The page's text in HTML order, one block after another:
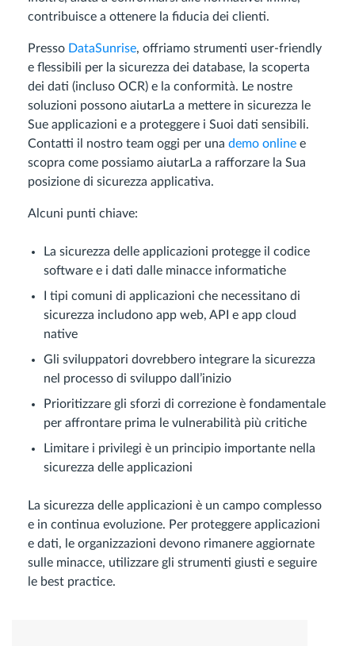
contribuisce a ottenere la fiducia dei clienti.
Presso DataSunrise, offriamo strumenti user-friendly
e flessibili per la sicurezza dei database, la scoperta
dei dati (incluso OCR) e la conformità. Le nostre
soluzioni possono aiutarLa a mettere in sicurezza le
Sue applicazioni e a proteggere i Suoi dati sensibili.
Contatti il nostro team oggi per una demo online e
scopra come possiamo aiutarLa a rafforzare la Sua
posizione di sicurezza applicativa.
Alcuni punti chiave:
La sicurezza delle applicazioni protegge il codice
software e i dati dalle minacce informatiche
I tipi comuni di applicazioni che necessitano di
sicurezza includono app web, API e app cloud
native
Gli sviluppatori dovrebbero integrare la sicurezza
nel processo di sviluppo dall’inizio
Prioritizzare gli sforzi di correzione è fondamentale
per affrontare prima le vulnerabilità più critiche
Limitare i privilegi è un principio importante nella
sicurezza delle applicazioni
La sicurezza delle applicazioni è un campo complesso
e in continua evoluzione. Per proteggere applicazioni
e dati, le organizzazioni devono rimanere aggiornate
sulle minacce, utilizzare gli strumenti giusti e seguire
le best practice.